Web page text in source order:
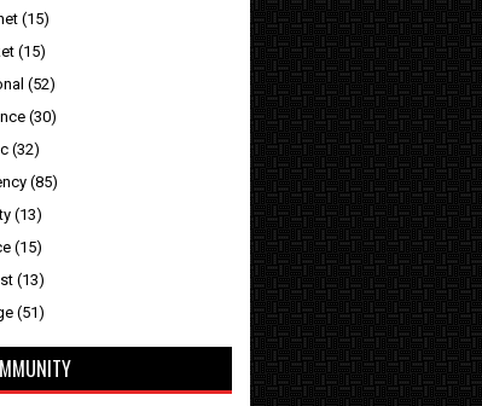
(15)
(15)
(52)
(30)
(32)
(85)
(13)
(15)
(13)
(51)